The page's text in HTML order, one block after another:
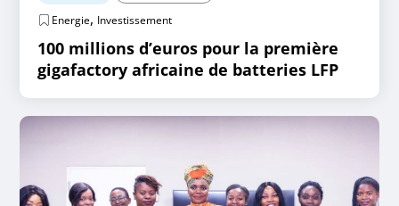
Energie, Investissement
100 millions d’euros pour la première
gigafactory africaine de batteries LFP